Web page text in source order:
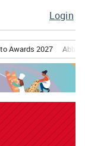
Login
Awards 2027